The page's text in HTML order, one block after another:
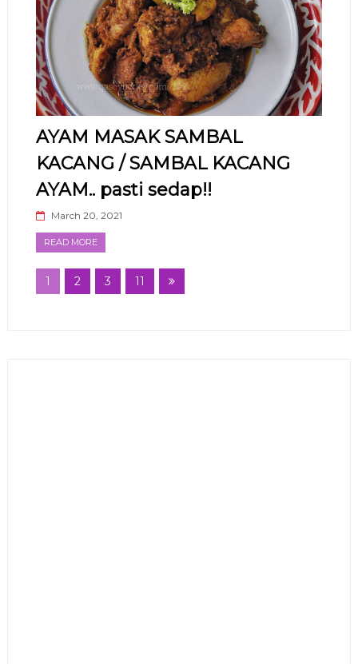
AYAM MASAK SAMBAL
KACANG / SAMBAL KACANG
AYAM.. pasti sedap!!
March 20, 2021
READ MORE
1 2 3 11